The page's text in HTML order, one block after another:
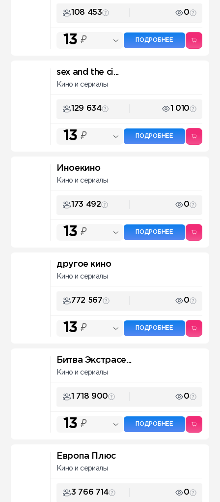
108 453 0
13 ₽ ПОДРОБНЕЕ
sex and the ci...
Кино и сериалы
129 634 1 010
13 ₽ ПОДРОБНЕЕ
Иноекино
Кино и сериалы
173 492 0
13 ₽ ПОДРОБНЕЕ
другое кино
Кино и сериалы
772 567 0
13 ₽ ПОДРОБНЕЕ
Битва Экстрасе...
Кино и сериалы
1 718 900 0
13 ₽ ПОДРОБНЕЕ
Европа Плюс
Кино и сериалы
3 766 714 0